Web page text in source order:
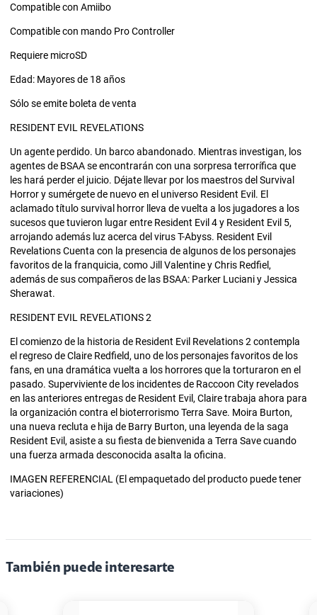
Compatible con Amiibo
Compatible con mando Pro Controller
Requiere microSD
Edad: Mayores de 18 años
Sólo se emite boleta de venta
RESIDENT EVIL REVELATIONS
Un agente perdido. Un barco abandonado. Mientras investigan, los
agentes de BSAA se encontrarán con una sorpresa terrorífica que
les hará perder el juicio. Déjate llevar por los maestros del Survival
Horror y sumérgete de nuevo en el universo Resident Evil. El
aclamado título survival horror lleva de vuelta a los jugadores a los
sucesos que tuvieron lugar entre Resident Evil 4 y Resident Evil 5,
arrojando además luz acerca del virus T-Abyss. Resident Evil
Revelations Cuenta con la presencia de algunos de los personajes
favoritos de la franquicia, como Jill Valentine y Chris Redfiel,
además de sus compañeros de las BSAA: Parker Luciani y Jessica
Sherawat.
RESIDENT EVIL REVELATIONS 2
El comienzo de la historia de Resident Evil Revelations 2 contempla
el regreso de Claire Redfield, uno de los personajes favoritos de los
fans, en una dramática vuelta a los horrores que la torturaron en el
pasado. Superviviente de los incidentes de Raccoon City revelados
en las anteriores entregas de Resident Evil, Claire trabaja ahora para
la organización contra el bioterrorismo Terra Save. Moira Burton,
una nueva recluta e hija de Barry Burton, una leyenda de la saga
Resident Evil, asiste a su fiesta de bienvenida a Terra Save cuando
una fuerza armada desconocida asalta la oficina.
IMAGEN REFERENCIAL (El empaquetado del producto puede tener
variaciones)
También puede interesarte